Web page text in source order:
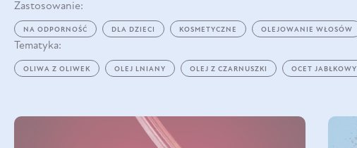
Zastosowanie:
NA ODPORNOŚĆ DLA DZIECI KOSMETYCZNE OLEJOWANIE WŁOSÓW
Tematyka:
OLIWA Z OLIWEK OLEJ LNIANY OLEJ Z CZARNUSZKI OCET JABŁKOWY